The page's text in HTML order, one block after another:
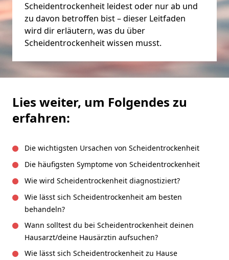
Scheidentrockenheit leidest oder nur ab und
zu davon betroffen bist – dieser Leitfaden
wird dir erläutern, was du über
Scheidentrockenheit wissen musst.
Lies weiter, um Folgendes zu
erfahren:
Die wichtigsten Ursachen von Scheidentrockenheit
Die häufigsten Symptome von Scheidentrockenheit
Wie wird Scheidentrockenheit diagnostiziert?
Wie lässt sich Scheidentrockenheit am besten
behandeln?
Wann solltest du bei Scheidentrockenheit deinen
Hausarzt/deine Hausärztin aufsuchen?
Wie lässt sich Scheidentrockenheit zu Hause